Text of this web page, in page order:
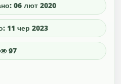
06 лют 2020
11 чер 2023
97